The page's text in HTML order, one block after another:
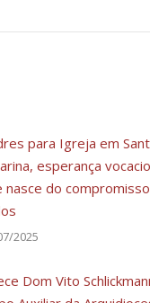
para Igreja em
esperança
nasce do
2025
Dom Vito